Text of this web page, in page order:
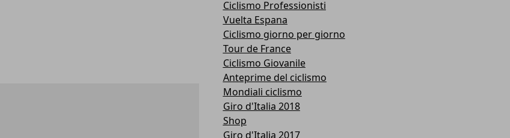
Ciclismo Professionisti
Vuelta Espana
Ciclismo giorno per giorno
Tour de France
Ciclismo Giovanile
Anteprime del ciclismo
Mondiali ciclismo
Giro d'Italia 2018
Shop
Giro d'Italia 2017